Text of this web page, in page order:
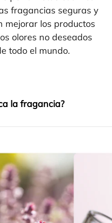
fra­gan­cias segu­ras y
mejo­rar los pro­duc­tos
olo­res no desea­dos
todo el mundo.
la fragancia?